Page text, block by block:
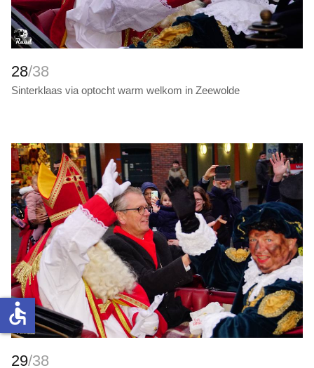
28/38
Sinterklaas via optocht warm welkom in Zeewolde
29/38
accessible